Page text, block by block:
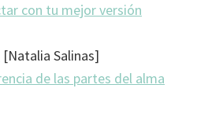
con tu mejor versión
[Natalia Salinas]
de las partes del alma